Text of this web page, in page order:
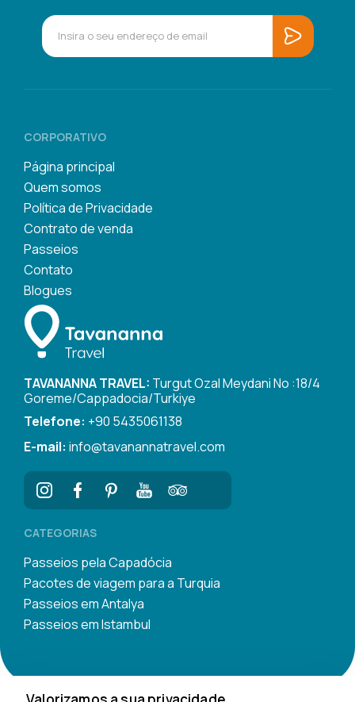
CORPORATIVO
Página principal
Quem somos
Política de Privacidade
Contrato de venda
Passeios
Contato
Blogues
TAVANANNA TRAVEL: Turgut Ozal Meydani No :18/4
Goreme/Cappadocia/Turkiye
Telefone: +90 5435061138
E-mail: info@tavanannatravel.com
CATEGORIAS
Passeios pela Capadócia
Pacotes de viagem para a Turquia
Passeios em Antalya
Passeios em Istambul